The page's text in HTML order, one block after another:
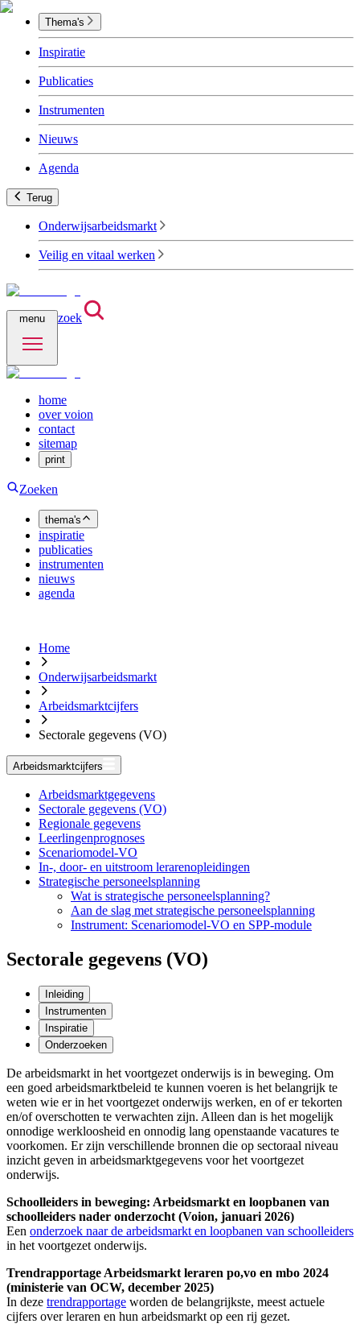
Thema's
Inspiratie
Publicaties
Instrumenten
Nieuws
Agenda
Terug
Onderwijsarbeidsmarkt
Veilig en vitaal werken
menu zoek
home
over voion
contact
sitemap
print
Zoeken
thema's
inspiratie
publicaties
instrumenten
nieuws
agenda
Home
Onderwijsarbeidsmarkt
Arbeidsmarktcijfers
Sectorale gegevens (VO)
Arbeidsmarktcijfers
Arbeidsmarktgegevens
Sectorale gegevens (VO)
Regionale gegevens
Leerlingenprognoses
Scenariomodel-VO
In-, door- en uitstroom lerarenopleidingen
Strategische personeelsplanning
Wat is strategische personeelsplanning?
Aan de slag met strategische personeelsplanning
Instrument: Scenariomodel-VO en SPP-module
Sectorale gegevens (VO)
Inleiding
Instrumenten
Inspiratie
Onderzoeken
De arbeidsmarkt in het voortgezet onderwijs is in beweging. Om
een goed arbeidsmarktbeleid te kunnen voeren is het belangrijk te
weten wie er in het voortgezet onderwijs werken, en of er tekorten
en/of overschotten te verwachten zijn. Alleen dan is het mogelijk
onnodige werkloosheid en onnodig lang openstaande vacatures te
voorkomen. Er zijn verschillende bronnen die op sectoraal niveau
inzicht geven in arbeidsmarktgegevens voor het voortgezet
onderwijs.
Schoolleiders in beweging: Arbeidsmarkt en loopbanen van
schoolleiders nader onderzocht (Voion, januari 2026)
Een onderzoek naar de arbeidsmarkt en loopbanen van schoolleiders
in het voortgezet onderwijs.
Trendrapportage Arbeidsmarkt leraren po,vo en mbo 2024
(ministerie van OCW, december 2025)
In deze trendrapportage worden de belangrijkste, meest actuele
cijfers over leraren en hun arbeidsmarkt op een rij gezet.